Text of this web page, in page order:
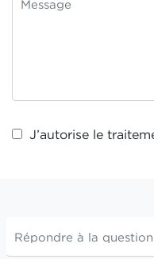
J’autorise le